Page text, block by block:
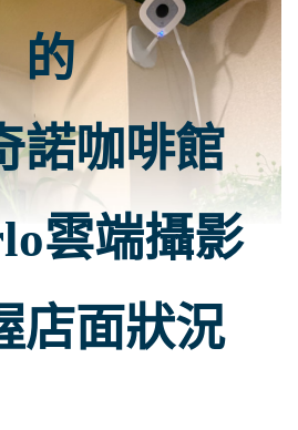
的
諾咖啡館
雲端攝影
店面狀況